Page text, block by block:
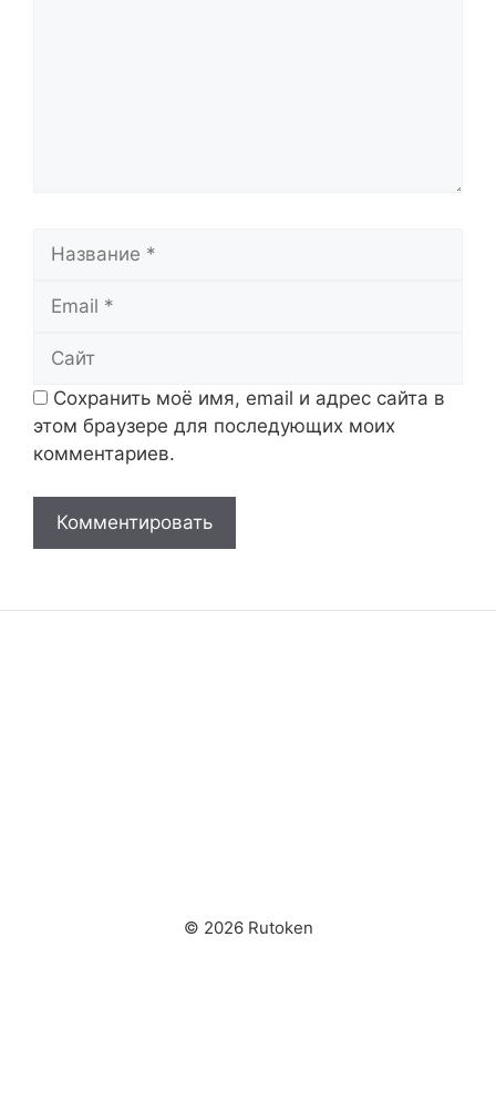
Название
Email
Сайт
Сохранить моё имя, email и адрес сайта в
этом браузере для последующих моих
комментариев.
© 2026 Rutoken